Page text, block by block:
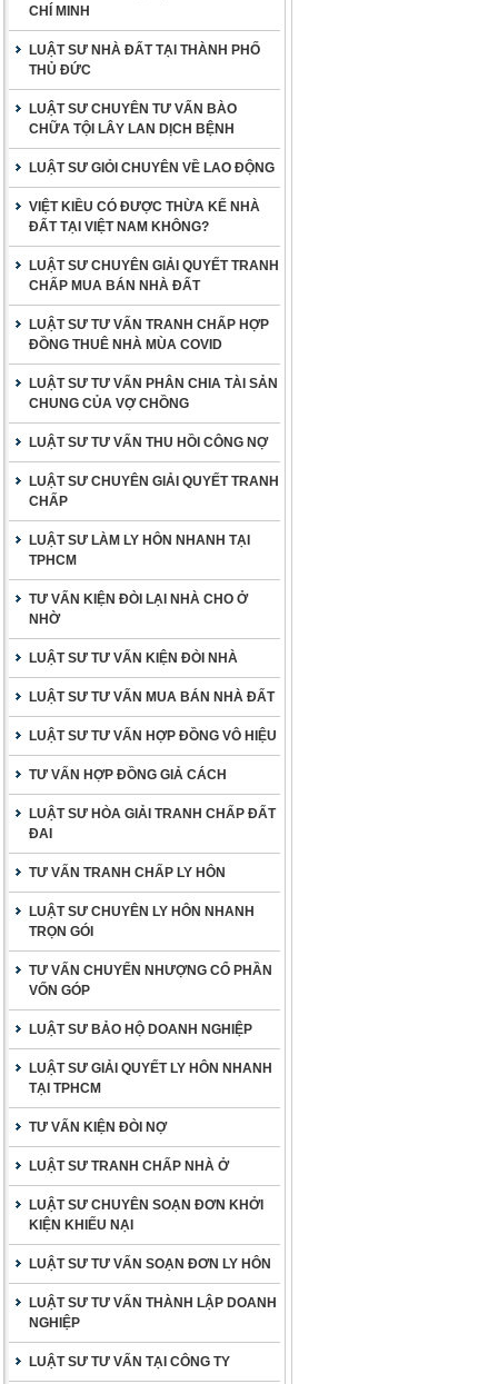
CHÍ MINH
LUẬT SƯ NHÀ ĐẤT TẠI THÀNH PHỐ
THỦ ĐỨC
LUẬT SƯ CHUYÊN TƯ VẤN BÀO
CHỮA TỘI LÂY LAN DỊCH BỆNH
LUẬT SƯ GIỎI CHUYÊN VỀ LAO ĐỘNG
VIỆT KIỀU CÓ ĐƯỢC THỪA KẾ NHÀ
ĐẤT TẠI VIỆT NAM KHÔNG?
LUẬT SƯ CHUYÊN GIẢI QUYẾT TRANH
CHẤP MUA BÁN NHÀ ĐẤT
LUẬT SƯ TƯ VẤN TRANH CHẤP HỢP
ĐỒNG THUÊ NHÀ MÙA COVID
LUẬT SƯ TƯ VẤN PHÂN CHIA TÀI SẢN
CHUNG CỦA VỢ CHỒNG
LUẬT SƯ TƯ VẤN THU HỒI CÔNG NỢ
LUẬT SƯ CHUYÊN GIẢI QUYẾT TRANH
CHẤP
LUẬT SƯ LÀM LY HÔN NHANH TẠI
TPHCM
TƯ VẤN KIỆN ĐÒI LẠI NHÀ CHO Ở
NHỜ
LUẬT SƯ TƯ VẤN KIỆN ĐÒI NHÀ
LUẬT SƯ TƯ VẤN MUA BÁN NHÀ ĐẤT
LUẬT SƯ TƯ VẤN HỢP ĐỒNG VÔ HIỆU
TƯ VẤN HỢP ĐỒNG GIẢ CÁCH
LUẬT SƯ HÒA GIẢI TRANH CHẤP ĐẤT
ĐAI
TƯ VẤN TRANH CHẤP LY HÔN
LUẬT SƯ CHUYÊN LY HÔN NHANH
TRỌN GÓI
TƯ VẤN CHUYỂN NHƯỢNG CỔ PHẦN
VỐN GÓP
LUẬT SƯ BẢO HỘ DOANH NGHIỆP
LUẬT SƯ GIẢI QUYẾT LY HÔN NHANH
TẠI TPHCM
TƯ VẤN KIỆN ĐÒI NỢ
LUẬT SƯ TRANH CHẤP NHÀ Ở
LUẬT SƯ CHUYÊN SOẠN ĐƠN KHỞI
KIỆN KHIẾU NẠI
LUẬT SƯ TƯ VẤN SOẠN ĐƠN LY HÔN
LUẬT SƯ TƯ VẤN THÀNH LẬP DOANH
NGHIỆP
LUẬT SƯ TƯ VẤN TẠI CÔNG TY